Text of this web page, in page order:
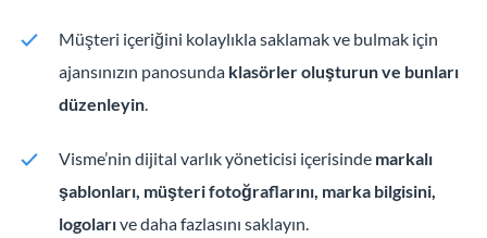
Müşteri içeriğini kolaylıkla saklamak ve bulmak için
ajansınızın panosunda klasörler oluşturun ve bunları
düzenleyin
Visme’nin dijital varlık yöneticisi içerisinde markalı
şablonları, müşteri fotoğraflarını, marka bilgisini,
logolarıve daha fazlasını saklayın.